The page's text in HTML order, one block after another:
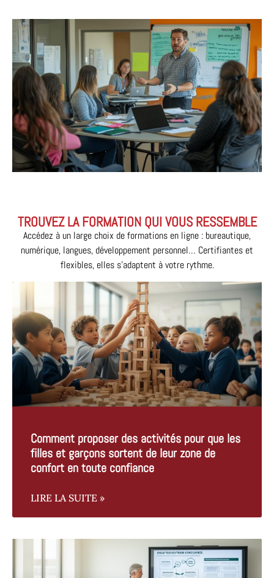
TROUVEZ LA FORMATION QUI VOUS RESSEMBLE
Accédez à un large choix de formations en ligne : bureautique,
numérique, langues, développement personnel… Certifiantes et
flexibles, elles s’adaptent à votre rythme.
Comment proposer des activités pour que les
filles et garçons sortent de leur zone de
confort en toute confiance
LIRE LA SUITE »